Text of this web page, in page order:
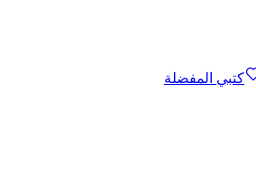
كتبي المفضلة